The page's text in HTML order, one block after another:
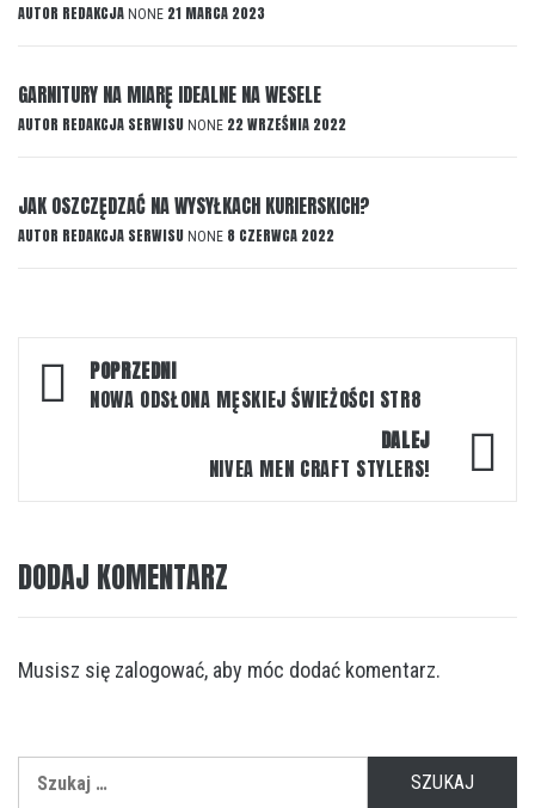
AUTOR REDAKCJA NONE 21 MARCA 2023
GARNITURY NA MIARĘ IDEALNE NA WESELE
AUTOR REDAKCJA SERWISU NONE 22 WRZEŚNIA 2022
JAK OSZCZĘDZAĆ NA WYSYŁKACH KURIERSKICH?
AUTOR REDAKCJA SERWISU NONE 8 CZERWCA 2022
Nawigacja
wpisu
POPRZEDNI
NOWA ODSŁONA MĘSKIEJ ŚWIEŻOŚCI STR8
DALEJ
NIVEA MEN CRAFT STYLERS!
DODAJ KOMENTARZ
Musisz się zalogować, aby móc dodać komentarz.